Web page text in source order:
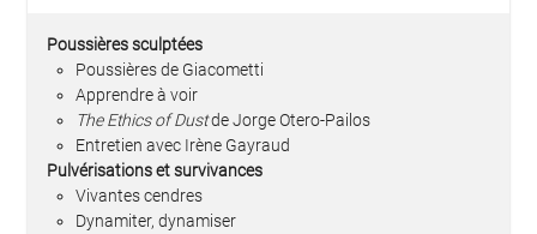
Poussières sculptées
Poussières de Giacometti
Apprendre à voir
The Ethics of Dustde Jorge Otero-Pailos
Entretien avec Irène Gayraud
Pulvérisations et survivances
Vivantes cendres
Dynamiter, dynamiser